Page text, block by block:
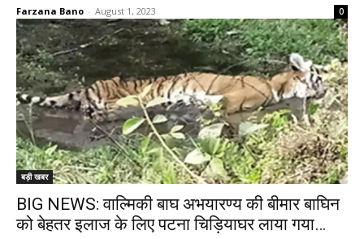
Farzana Bano - August 1, 2023 0
बड़ी खबर
BIG NEWS: वाल्मिकी बाघ अभयारण्य की बीमार बाघिन
को बेहतर इलाज के लिए पटना चिड़ियाघर लाया गया…